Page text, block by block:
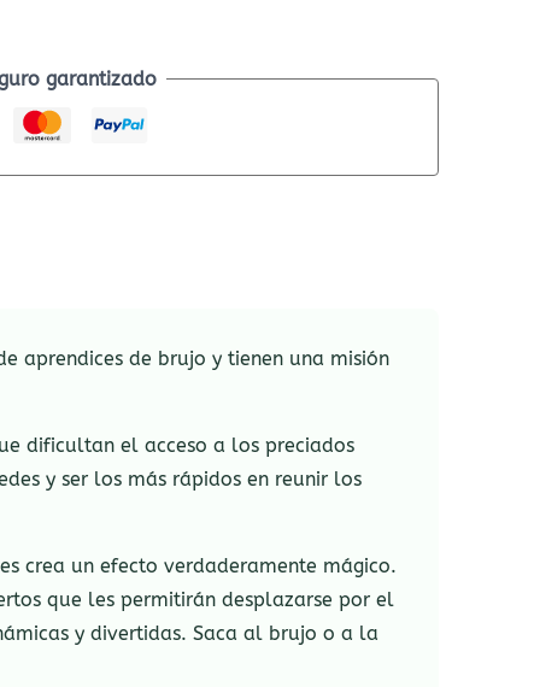
garantizado
aprendices de brujo y tienen una misión
dificultan el acceso a los preciados
y ser los más rápidos en reunir los
crea un efecto verdaderamente mágico.
que les permitirán desplazarse por el
y divertidas. Saca al brujo o a la